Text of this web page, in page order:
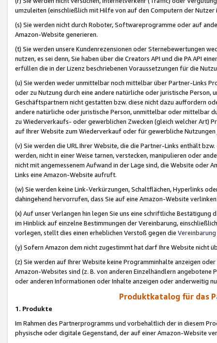
umzuleiten (einschließlich mit Hilfe von auf den Computern der
(s) Sie werden nicht durch Roboter, Softwareprogramme oder auf
Amazon-Website generieren.
(t) Sie werden unsere Kundenrezensionen oder Sternebewertungen
nutzen, es sei denn, Sie haben über die Creators API und die PA API
erfüllen die in der Lizenz beschriebenen Voraussetzungen für die
(u) Sie werden weder unmittelbar noch mittelbar über Partner-Links
oder zu Nutzung durch eine andere natürliche oder juristische
Geschäftspartnern nicht gestatten bzw. diese nicht dazu auffordern
andere natürliche oder juristische Person, unmittelbar oder mittelbar
zu Wiederverkaufs- oder gewerblichen Zwecken (gleich welcher Art)
auf Ihrer Website zum Wiederverkauf oder für gewerbliche
(v) Sie werden die URL Ihrer Website, die die Partner-Links enthält
werden, nicht in einer Weise tarnen, verstecken, manipulieren oder
nicht mit angemessenem Aufwand in der Lage sind, die Website oder
Links eine Amazon-Website aufruft.
(w) Sie werden keine Link-Verkürzungen, Schaltflächen, Hyperlinks
dahingehend hervorrufen, dass Sie auf eine Amazon-Website
(x) Auf unser Verlangen hin legen Sie uns eine schriftliche
im Hinblick auf einzelne Bestimmungen der Vereinbarung,
vorlegen, stellt dies einen erheblichen Verstoß gegen die Vereinbarung
(y) Sofern Amazon dem nicht zugestimmt hat darf Ihre Website nicht
(z) Sie werden auf Ihrer Website keine Programminhalte anzeigen
Amazon-Websites sind (z. B. von anderen Einzelhändlern
oder anderen Informationen oder Inhalte anzeigen oder anderweitig
Produktkatalog für das
1. Produkte
Im Rahmen des Partnerprogramms und vorbehaltlich der in diesem
physische oder digitale Gegenstand, der auf einer Amazon-Website